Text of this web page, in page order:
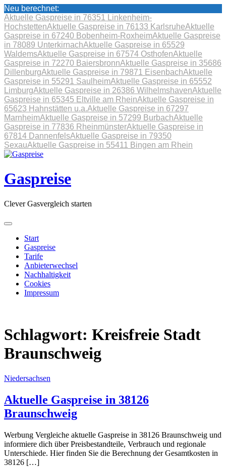
Neu berechnet:
Aktuelle Gaspreise in 76351 Linkenheim-
HochstettenAktuelle Gaspreise in 76133 KarlsruheAktuelle
Gaspreise in 67240 Bobenheim-RoxheimAktuelle Gaspreise
in 78089 UnterkirnachAktuelle Gaspreise in 65529
WaldemsAktuelle Gaspreise in 67574 OsthofenAktuelle
Gaspreise in 72270 BaiersbronnAktuelle Gaspreise in 35686
DillenburgAktuelle Gaspreise in 79871 EisenbachAktuelle
Gaspreise in 55291 SaulheimAktuelle Gaspreise in 65552
LimburgAktuelle Gaspreise in 26386 WilhelmshavenAktuelle
Gaspreise in 65345 Eltville am RheinAktuelle Gaspreise in
65623 Hahnstätten u.a.Aktuelle Gaspreise in 67297
MarnheimAktuelle Gaspreise in 57299 BurbachAktuelle
Gaspreise in 77836 RheinmünsterAktuelle Gaspreise in
67814 DannenfelsAktuelle Gaspreise in 79350
SexauAktuelle Gaspreise in 55411 Bingen am Rhein
Skip
content
Gaspreise
Clever Gasvergleich starten
Start
Gaspreise
Tarife
Anbieterwechsel
Nachhaltigkeit
Cookies
Impressum
Schlagwort: Kreisfreie Stadt
Braunschweig
Niedersachsen
Aktuelle Gaspreise in 38126
Braunschweig
Werbung Vergleiche aktuelle Gaspreise in 38126 Braunschweig und
informiere dich über Preisbestandteile, Verbrauch und regionale
Unterschiede. Hier finden Sie die Berechnung der Gesamtkosten in
38126 […]